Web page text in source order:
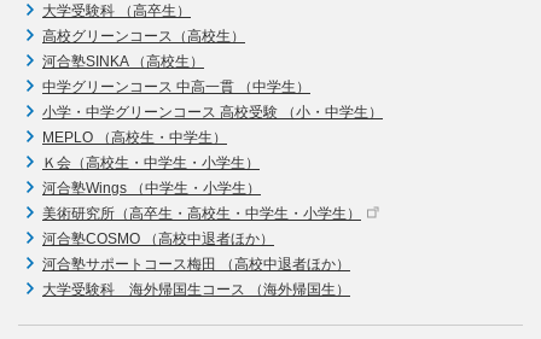
大学受験科 （高卒生）
高校グリーンコース（高校生）
河合塾SINKA （高校生）
中学グリーンコース 中高一貫 （中学生）
小学・中学グリーンコース 高校受験 （小・中学生）
MEPLO （高校生・中学生）
Ｋ会（高校生・中学生・小学生）
河合塾Wings （中学生・小学生）
美術研究所（高卒生・高校生・中学生・小学生）
河合塾COSMO （高校中退者ほか）
河合塾サポートコース梅田 （高校中退者ほか）
大学受験科 海外帰国生コース （海外帰国生）